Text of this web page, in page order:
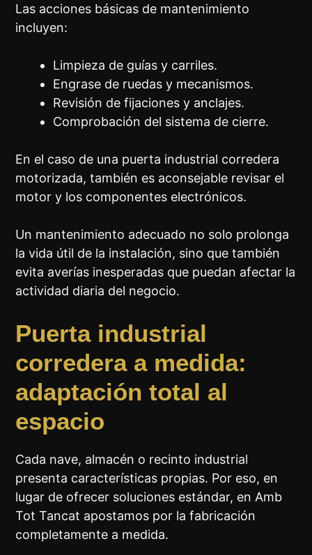
Las acciones básicas de mantenimiento
incluyen:
Limpieza de guías y carriles.
Engrase de ruedas y mecanismos.
Revisión de fijaciones y anclajes.
Comprobación del sistema de cierre.
En el caso de una puerta industrial corredera
motorizada, también es aconsejable revisar el
motor y los componentes electrónicos.
Un mantenimiento adecuado no solo prolonga
la vida útil de la instalación, sino que también
evita averías inesperadas que puedan afectar la
actividad diaria del negocio.
Puerta industrial
corredera a medida:
adaptación total al
espacio
Cada nave, almacén o recinto industrial
presenta características propias. Por eso, en
lugar de ofrecer soluciones estándar, en Amb
Tot Tancat apostamos por la fabricación
completamente a medida.